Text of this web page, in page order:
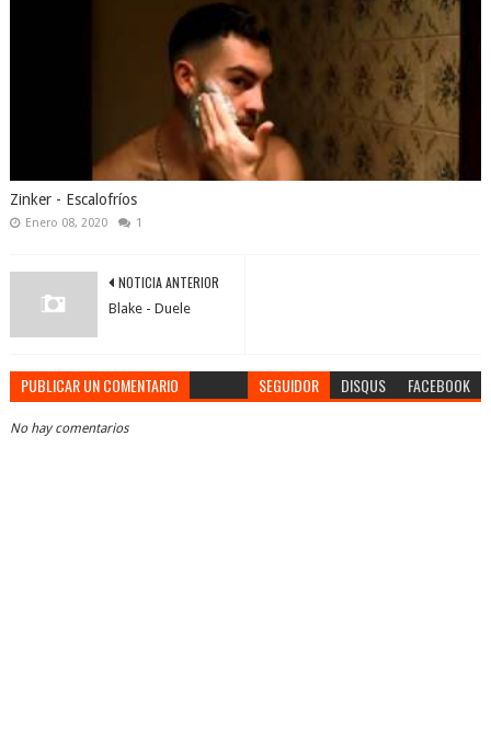
Zinker - Escalofríos
Enero 08, 2020 1
NOTICIA ANTERIOR
Blake - Duele
PUBLICAR UN COMENTARIO SEGUIDOR DISQUS FACEBOOK
No hay comentarios